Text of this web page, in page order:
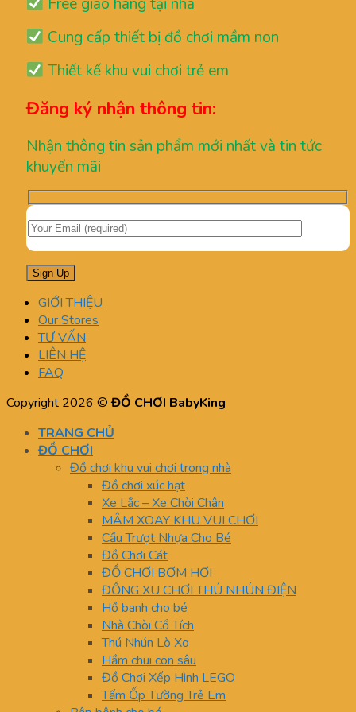
Free giao hàng tại nhà
Cung cấp thiết bị đồ chơi mầm non
Thiết kế khu vui chơi trẻ em
Đăng ký nhận thông tin:
Nhận thông tin sản phẩm mới nhất và tin tức
khuyến mãi
GIỚI THIỆU
Our Stores
TƯ VẤN
LIÊN HỆ
FAQ
Copyright 2026 ©ĐỒ CHƠI BabyKing
TRANG CHỦ
ĐỒ CHƠI
Đồ chơi khu vui chơi trong nhà
Đồ chơi xúc hạt
Xe Lắc – Xe Chòi Chân
MÂM XOAY KHU VUI CHƠI
Cầu Trượt Nhựa Cho Bé
Đồ Chơi Cát
ĐỒ CHƠI BƠM HƠI
ĐỒNG XU CHƠI THÚ NHÚN ĐIỆN
Hồ banh cho bé
Nhà Chòi Cổ Tích
Thú Nhún Lò Xo
Hầm chui con sâu
Đồ Chơi Xếp Hình LEGO
Tấm Ốp Tường Trẻ Em